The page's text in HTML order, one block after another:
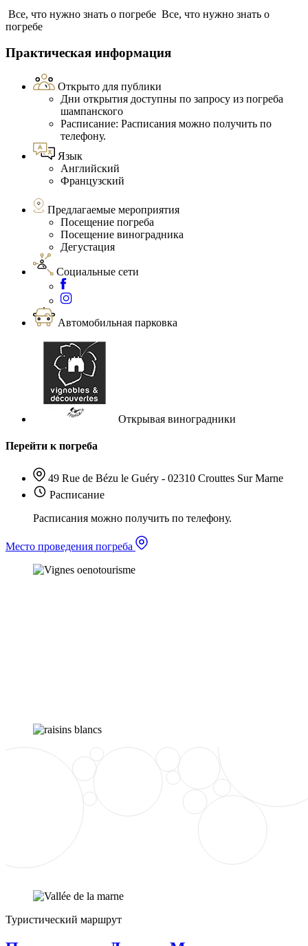
Все, что нужно знать о погребе Все, что нужно знать о
погребе
Практическая информация
Открыто для публики
Дни открытия доступны по запросу из погреба
шампанского
Расписание: Расписания можно получить по
телефону.
Язык
Английский
Французский
Предлагаемые мероприятия
Посещение погреба
Посещение виноградника
Дегустация
Социальные сети
Автомобильная парковка
Открывая виноградники
Перейти к погреба
49 Rue de Bézu le Guéry - 02310 Crouttes Sur Marne
Расписание
Расписания можно получить по телефону.
Место проведения погреба
Туристический маршрут